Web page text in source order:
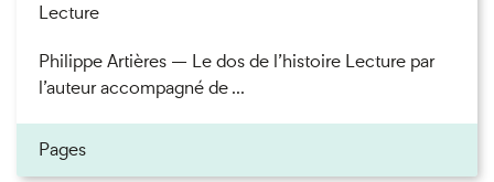
Lecture
Philippe Artières — Le dos de l’histoire Lecture par
l’auteur accompagné de ...
Pages